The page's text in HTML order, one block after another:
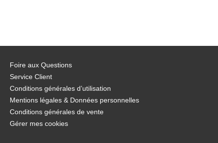
Foire aux Questions
Service Client
Conditions générales d’utilisation
Mentions légales & Données personnelles
Conditions générales de vente
Gérer mes cookies